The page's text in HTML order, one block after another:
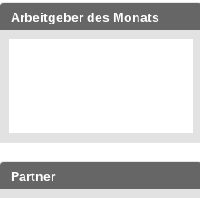
Arbeitgeber des Monats
Partner